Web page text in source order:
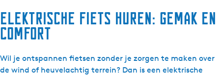
Elektrische fiets huren: gemak en
comfort
Wil je ontspannen fietsen zonder je zorgen te maken over
de wind of heuvelachtig terrein? Dan is een elektrische